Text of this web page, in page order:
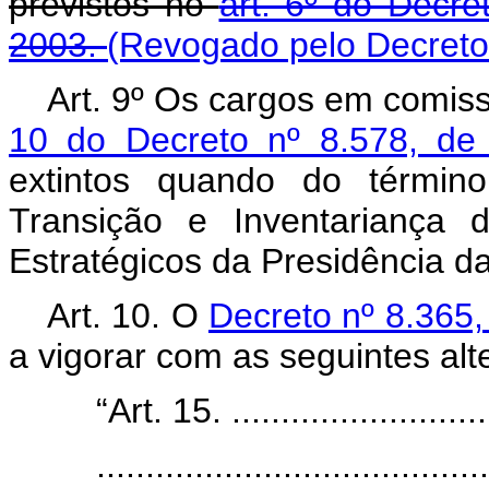
2003.(Revogado pelo
Art. 9º Os cargos em
10 do Decreto nº 8.578,
extintos quando do
Transição e Inventariança
Estratégicos da Presidência
Art. 10. O Decreto nº
a vigorar com as seguintes
“Art. 15.